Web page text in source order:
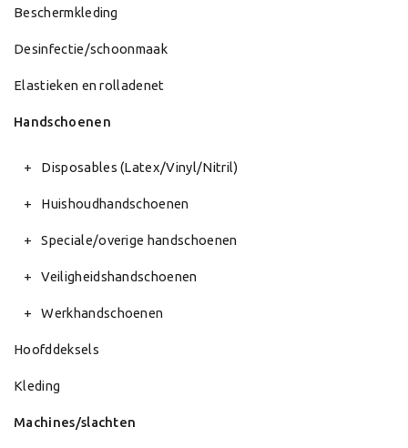
Beschermkleding
Desinfectie/schoonmaak
Elastieken en rolladenet
Handschoenen
Disposables (Latex/Vinyl/Nitril)
Huishoudhandschoenen
Speciale/overige handschoenen
Veiligheidshandschoenen
Werkhandschoenen
Hoofddeksels
Kleding
Machines/slachten